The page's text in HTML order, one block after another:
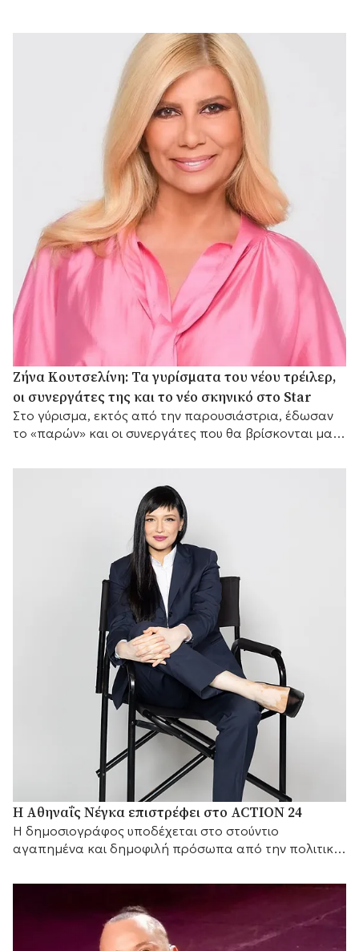
Ζήνα Κουτσελίνη: Τα γυρίσματα του νέου τρέιλερ,
οι συνεργάτες της και το νέο σκηνικό στο Star
Στο γύρισμα, εκτός από την παρουσιάστρια, έδωσαν
το «παρών» και οι συνεργάτες που θα βρίσκονται μαζί
Η Αθηναΐς Νέγκα επιστρέφει στο ACTION 24
H δημοσιογράφος υποδέχεται στο στούντιο
αγαπημένα και δημοφιλή πρόσωπα από την πολιτική